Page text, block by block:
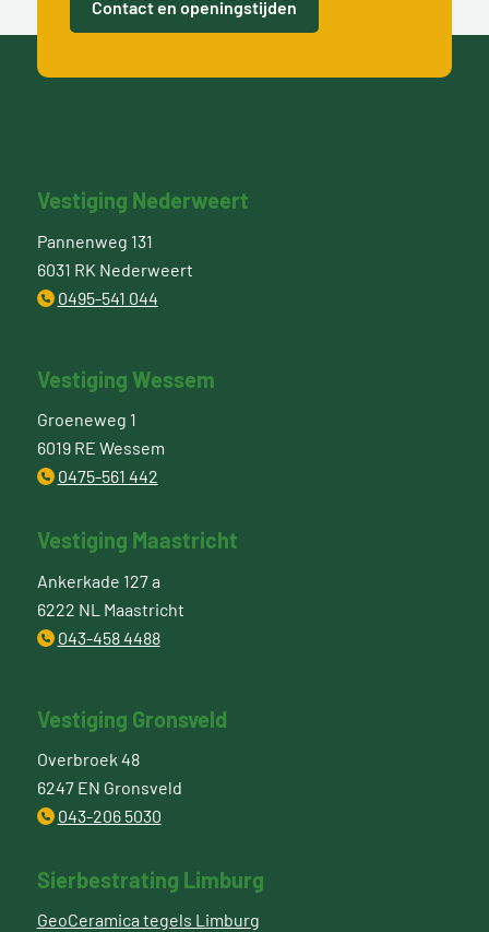
Contact en openingstijden
Vestiging Nederweert
Pannenweg 131
6031 RK Nederweert
0495-541 044
Vestiging Wessem
Groeneweg 1
6019 RE Wessem
0475-561 442
Vestiging Maastricht
Ankerkade 127 a
6222 NL Maastricht
043-458 4488
Vestiging Gronsveld
Overbroek 48
6247 EN Gronsveld
043-206 5030
Sierbestrating Limburg
GeoCeramica tegels Limburg